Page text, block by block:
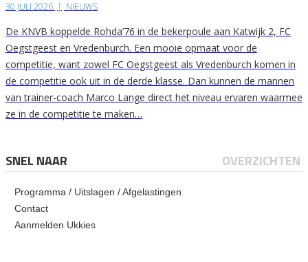
30 JULI 2026 | NIEUWS
De KNVB koppelde Rohda’76 in de bekerpoule aan Katwijk 2, FC
Oegstgeest en Vredenburch. Een mooie opmaat voor de
competitie, want zowel FC Oegstgeest als Vredenburch komen in
de competitie ook uit in de derde klasse. Dan kunnen de mannen
van trainer-coach Marco Lange direct het niveau ervaren waarmee
ze in de competitie te maken…
SNEL NAAR OVERZICHTEN
Programma / Uitslagen / Afgelastingen
Contact
Aanmelden Ukkies